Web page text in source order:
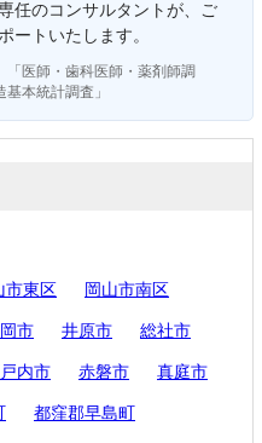
任のコンサルタントが、ご
ートいたします。
医師・歯科医師・薬剤師調
本統計調査」
市東区 岡山市南区
市 井原市 総社市
内市 赤磐市 真庭市
都窪郡早島町